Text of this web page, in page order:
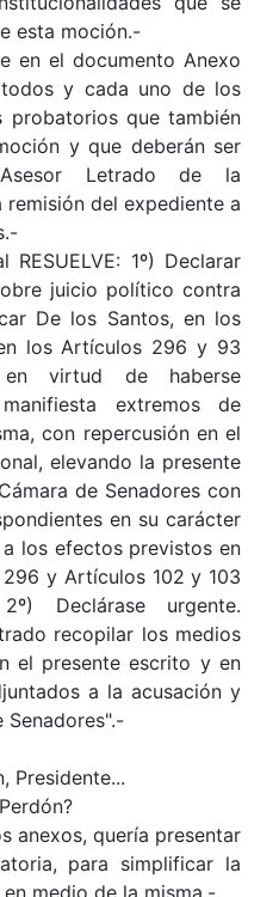
esta moción.-
en el documento Anexo
y cada uno de los
probatorios que también
y que deberán ser
Letrado de la
del expediente a
1º) Declarar
juicio político contra
De los Santos, en los
los Artículos 296 y 93
virtud de haberse
extremos de
con repercusión en el
elevando la presente
de Senadores con
en su carácter
los efectos previstos en
y Artículos 102 y 103
Declárase urgente.
recopilar los medios
el presente escrito y en
a la acusación y
Senadores".-
Presidente...
anexos, quería presentar
para simplificar la
medio de la misma.-